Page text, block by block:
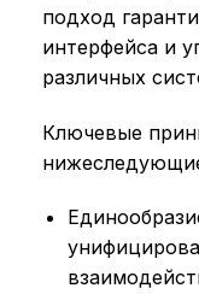
подход
интерфейса и
различных
Ключевые